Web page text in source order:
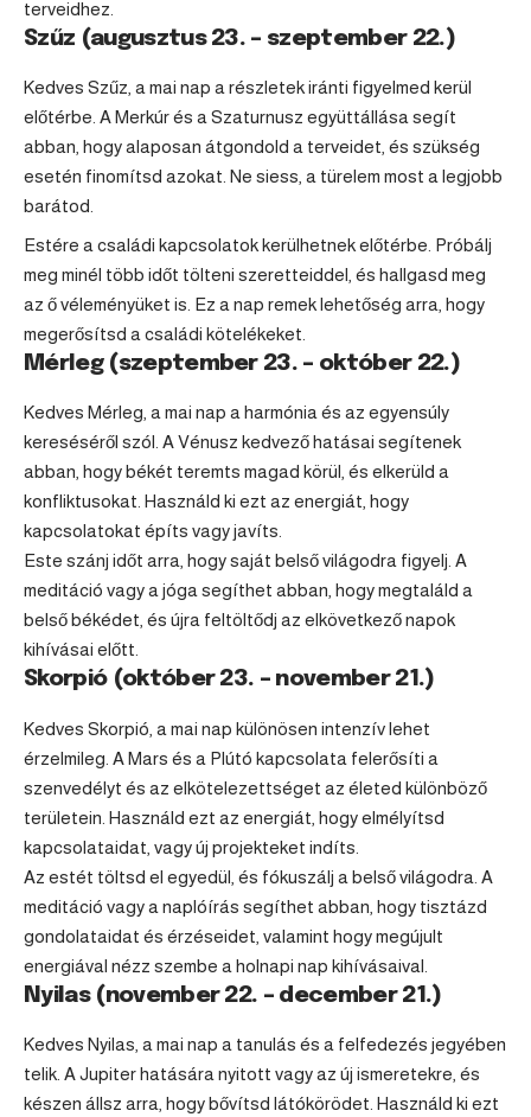
terveidhez.
Szűz (augusztus 23. – szeptember 22.)
Kedves Szűz , a mai nap a részletek iránti figyelmed kerül
előtérbe. A Merkúr és a Szaturnusz együttállása segít
abban, hogy alaposan átgondold a terveidet, és szükség
esetén finomítsd azokat. Ne siess, a türelem most a legjobb
barátod.
Estére a családi kapcsolatok kerülhetnek előtérbe. Próbálj
meg minél több időt tölteni szeretteiddel, és hallgasd meg
az ő véleményüket is. Ez a nap remek lehetőség arra, hogy
megerősítsd a családi kötelékeket.
Mérleg (szeptember 23. – október 22.)
Kedves Mérleg , a mai nap a harmónia és az egyensúly
kereséséről szól. A Vénusz kedvező hatásai segítenek
abban, hogy békét teremts magad körül, és elkerüld a
konfliktusokat. Használd ki ezt az energiát, hogy
kapcsolatokat építs vagy javíts.
Este szánj időt arra, hogy saját belső világodra figyelj. A
meditáció vagy a jóga segíthet abban, hogy megtaláld a
belső békédet, és újra feltöltődj az elkövetkező napok
kihívásai előtt.
Skorpió (október 23. – november 21.)
Kedves Skorpió , a mai nap különösen intenzív lehet
érzelmileg. A Mars és a Plútó kapcsolata felerősíti a
szenvedélyt és az elkötelezettséget az életed különböző
területein. Használd ezt az energiát, hogy elmélyítsd
kapcsolataidat, vagy új projekteket indíts.
Az estét töltsd el egyedül, és fókuszálj a belső világodra. A
meditáció vagy a naplóírás segíthet abban, hogy tisztázd
gondolataidat és érzéseidet, valamint hogy megújult
energiával nézz szembe a holnapi nap kihívásaival.
Nyilas (november 22. – december 21.)
Kedves Nyilas , a mai nap a tanulás és a felfedezés jegyében
telik. A Jupiter hatására nyitott vagy az új ismeretekre, és
készen állsz arra, hogy bővítsd látókörödet. Használd ki ezt